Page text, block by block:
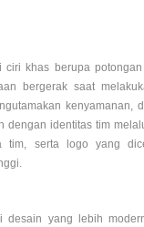
ciri khas berupa
bergerak saat
kenyamanan,
dengan identitas tim
tim, serta logo yang
desain yang lebih